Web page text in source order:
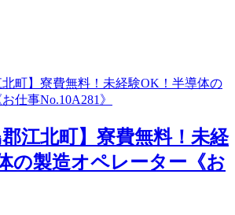
郡江北町】寮費無料！未経
の製造オペレーター《お